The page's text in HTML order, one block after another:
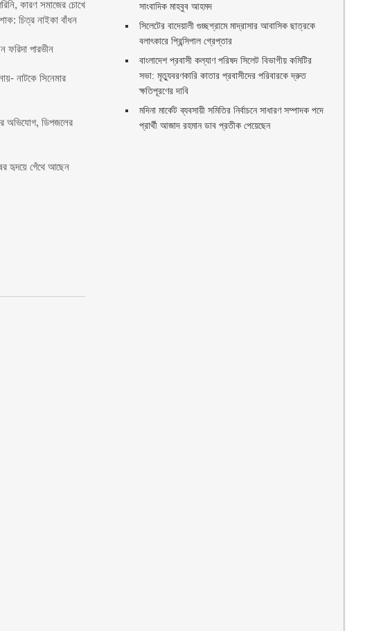
কারণ সমাজের চোখে
চিত্র নাইকা বাঁধন
ফরিদা পারভীন
নাটকে সিনেমার
অভিযোগ, ডিপজলের
হৃদয়ে গেঁথে আছেন
সাংবাদিক মাহবুব আহমদ
সিলেটের বাদেয়ালী গুচ্ছগ্রামে মাদ্রাসার আবাসিক ছাত্রকে
বলাৎকারে প্রিন্সিপাল গ্রেপ্তার ‎
বাংলাদেশ প্রবাসী কল্যাণ পরিষদ সিলেট বিভাগীয় কমিটির
সভা: মৃত্যুবরণকারি কাতার প্রবাসীদের পরিবারকে দ্রুত
ক্ষতিপূরণের দাবি
মদিনা মার্কেট ব্যবসায়ী সমিতির নির্বাচনে সাধারণ সম্পাদক পদে
প্রার্থী আজাদ রহমান ডাব প্রতীক পেয়েছেন ‎